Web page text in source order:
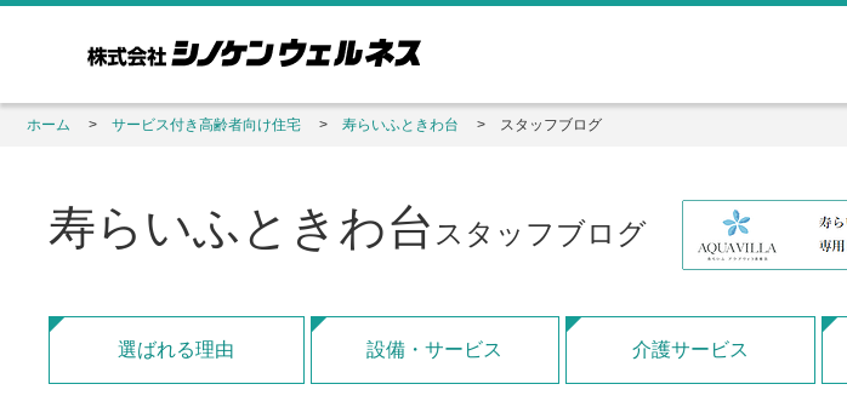
ホーム サービス付き高齢者向け住宅 寿らいふときわ台 スタッフブログ
寿らいふときわ台 スタッフブログ
選ばれる理由 設備・サービス 介護サービス